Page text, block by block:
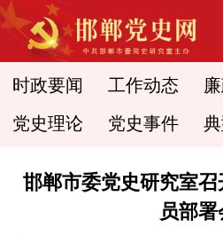
时政要闻 工作动态
党史理论 党史事件
邯郸市委党史研究室
员部署